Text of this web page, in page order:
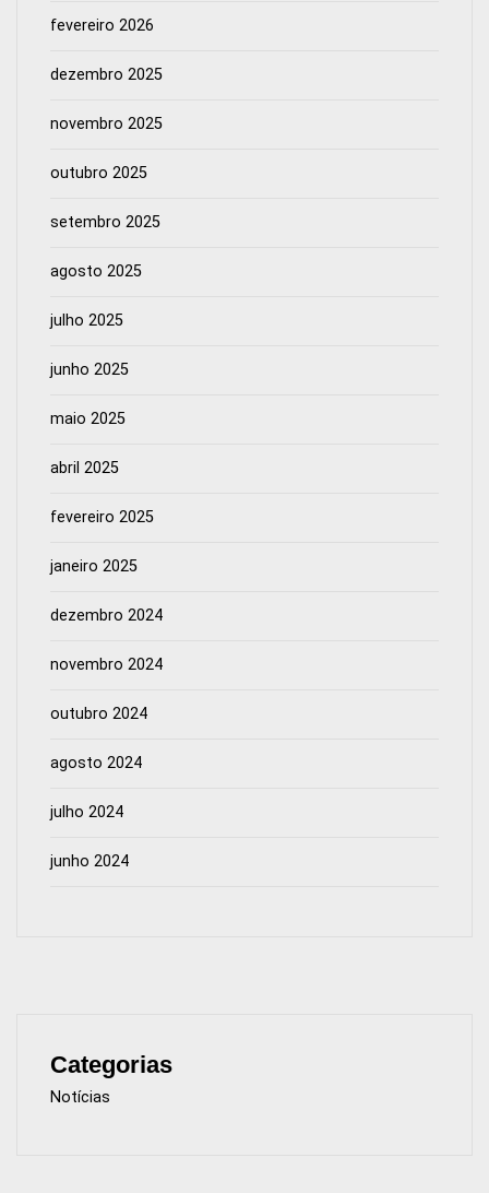
fevereiro 2026
dezembro 2025
novembro 2025
outubro 2025
setembro 2025
agosto 2025
julho 2025
junho 2025
maio 2025
abril 2025
fevereiro 2025
janeiro 2025
dezembro 2024
novembro 2024
outubro 2024
agosto 2024
julho 2024
junho 2024
Categorias
Notícias